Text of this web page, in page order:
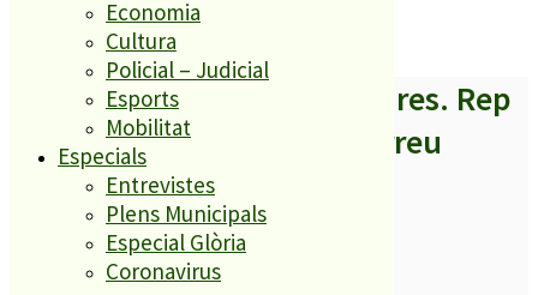
Economia
Cultura
Policial – Judicial
Esports
Mobilitat
Especials
Entrevistes
Plens Municipals
Especial Glòria
Coronavirus
Aj Malgrat – Premsa
A partir d’ara no et perdis res. Rep
els titulars al teu correu
SUBSCRIURE’M